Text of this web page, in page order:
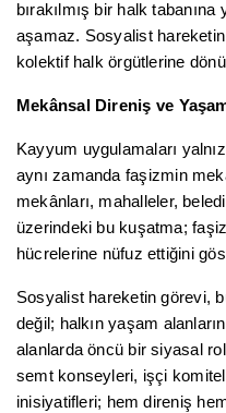
bırakılmış bir halk tabanına
aşamaz. Sosyalist
kolektif halk örgütlerine
Mekânsal Direniş ve
Kayyum uygulamaları
aynı zamanda faşizmin
mekânları, mahalleler,
üzerindeki bu kuşatma;
hücrelerine nüfuz ettiğini
Sosyalist hareketin görevi,
değil; halkın yaşam
alanlarda öncü bir siyasal
semt konseyleri, işçi
inisiyatifleri; hem direniş